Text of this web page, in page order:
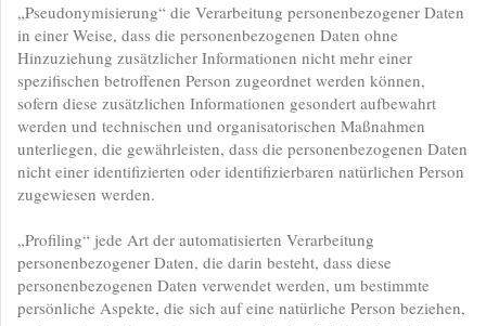
„Pseudonymisierung“ die Verarbeitung personenbezogener Daten
in einer Weise, dass die personenbezogenen Daten ohne
Hinzuziehung zusätzlicher Informationen nicht mehr einer
spezifischen betroffenen Person zugeordnet werden können,
sofern diese zusätzlichen Informationen gesondert aufbewahrt
werden und technischen und organisatorischen Maßnahmen
unterliegen, die gewährleisten, dass die personenbezogenen Daten
nicht einer identifizierten oder identifizierbaren natürlichen Person
zugewiesen werden.
„Profiling“ jede Art der automatisierten Verarbeitung
personenbezogener Daten, die darin besteht, dass diese
personenbezogenen Daten verwendet werden, um bestimmte
persönliche Aspekte, die sich auf eine natürliche Person beziehen,